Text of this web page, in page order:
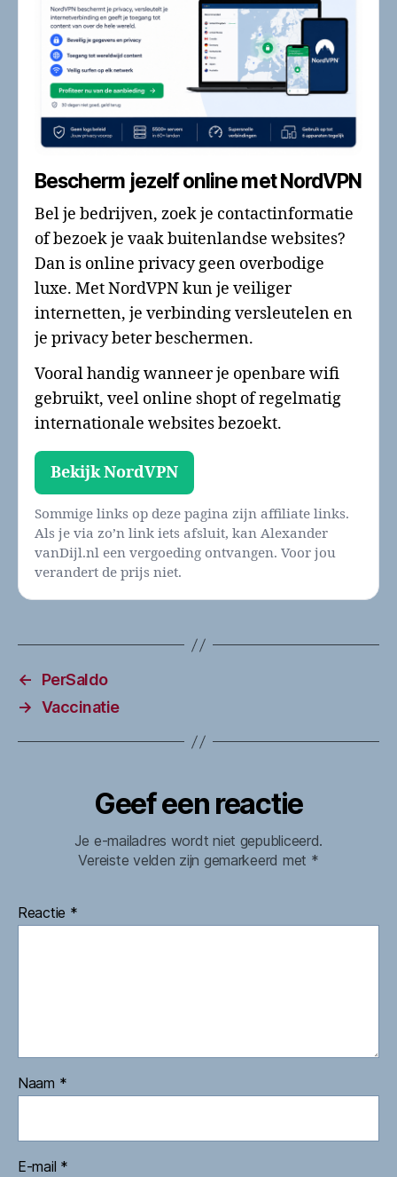
Bescherm jezelf online met NordVPN
Bel je bedrijven, zoek je contactinformatie
of bezoek je vaak buitenlandse websites?
Dan is online privacy geen overbodige
luxe. Met NordVPN kun je veiliger
internetten, je verbinding versleutelen en
je privacy beter beschermen.
Vooral handig wanneer je openbare wifi
gebruikt, veel online shopt of regelmatig
internationale websites bezoekt.
Bekijk NordVPN
Sommige links op deze pagina zijn affiliate links.
Als je via zo’n link iets afsluit, kan Alexander
vanDijl.nl een vergoeding ontvangen. Voor jou
verandert de prijs niet.
←
PerSaldo
→ Vaccinatie
Geef een reactie
Je e-mailadres wordt niet gepubliceerd.
Vereiste velden zijn gemarkeerd met *
Reactie *
Naam *
E-mail *